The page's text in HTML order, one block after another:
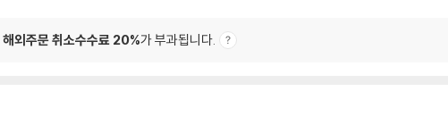
해외주문 취소수수료 20%가 부과됩니다.